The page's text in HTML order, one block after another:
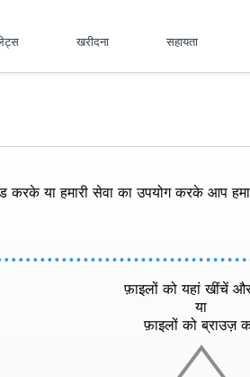
खरीदना सहायता
करके या हमारी सेवा का उपयोग करके आप
फ़ाइलों को यहां खींचें
या
फ़ाइलों को ब्राउज़